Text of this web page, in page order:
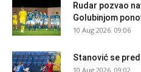
Rudar pozvao
Golubinjom
10 Aug 2026. 09:06
Stanović se
10 Aug 2026. 09:02